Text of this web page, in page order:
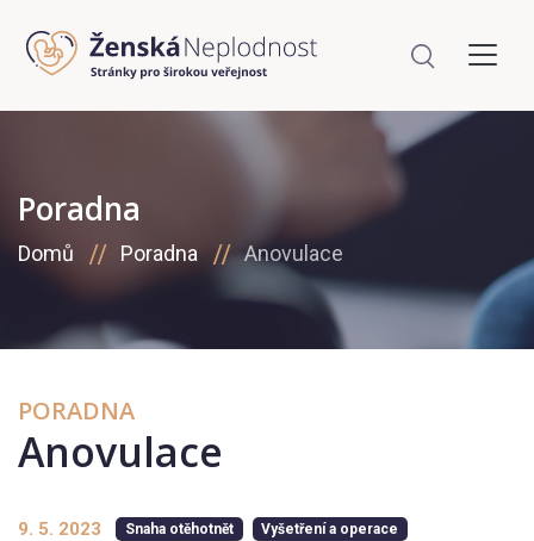
Poradna
Domů Poradna Anovulace
PORADNA
Anovulace
9. 5. 2023 Snaha otěhotnět Vyšetření a operace